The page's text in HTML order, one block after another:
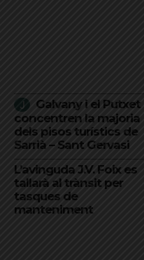
Galvany i el Putxet
concentren la majoria
dels pisos turístics de
Sarrià – Sant Gervasi
L’avinguda J.V. Foix es
tallarà al trànsit per
tasques de
manteniment